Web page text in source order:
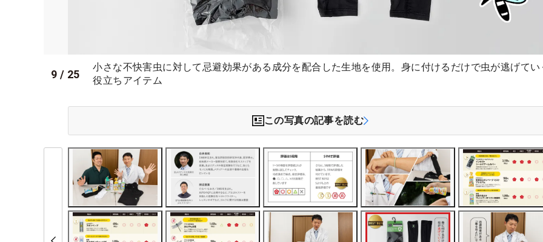
9 / 25
小さな不快害虫に対して忌避効果がある成分を配合した生地を使用。身に付けるだけで虫が逃げてい
役立ちアイテム
この写真の記事を読む